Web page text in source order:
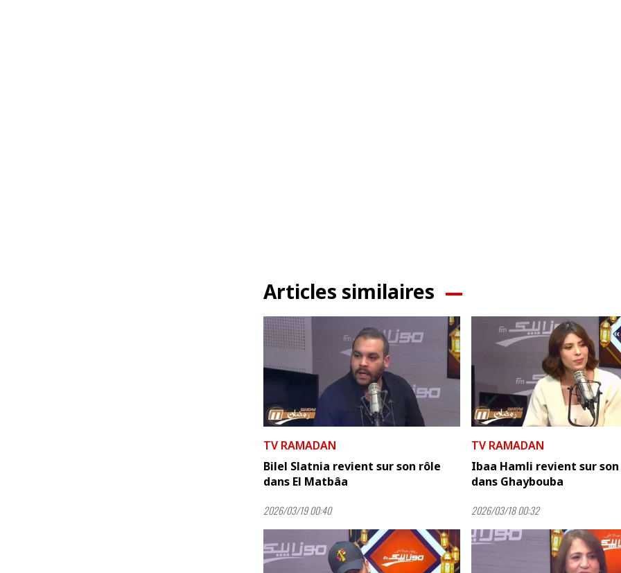
Articles similaires
TV RAMADAN
Bilel Slatnia revient sur son rôle
dans El Matbâa
2026/03/19 00:40
TV RAMADAN
Ibaa Hamli revient sur
dans Ghaybouba
2026/03/18 00:32